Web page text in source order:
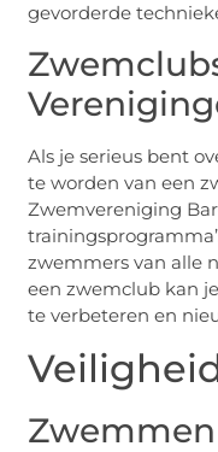
gevorderde
Als je serieus bent
te worden van een
Zwemvereniging
zwemmers van alle
een zwemclub kan
te verbeteren en